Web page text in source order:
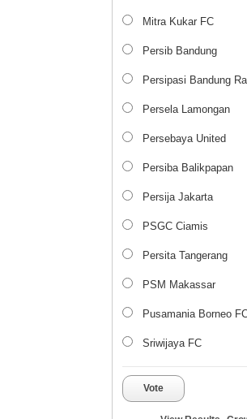
Mitra Kukar FC
Persib Bandung
Persipasi Bandung
Persela Lamongan
Persebaya United
Persiba Balikpapan
Persija Jakarta
PSGC Ciamis
Persita Tangerang
PSM Makassar
Pusamania Borneo
Sriwijaya FC
Vote